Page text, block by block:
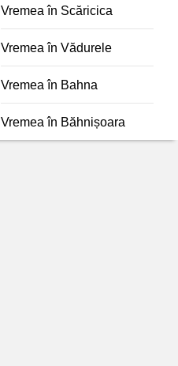
Vremea în Scăricica
Vremea în Vădurele
Vremea în Bahna
Vremea în Băhnișoara